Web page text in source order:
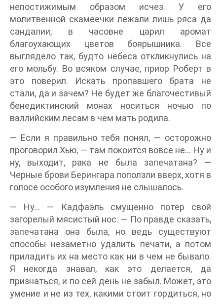
непостижимым образом исчез. У его
молитвенной скамеечки лежали лишь ряса да
сандалии, в часовне царил аромат
благоухающих цветов боярышника. Все
выглядело так, будто небеса откликнулись на
его мольбу. Во всяком случае, приор Роберт в
это поверил. Искать пропавшего брата не
стали, да и зачем? Не будет же благочестивый
бенедиктинский монах носиться ночью по
валлийским лесам в чем мать родила.
— Если я правильно тебя понял, — осторожно
проговорил Хью, — там покоится вовсе не… Ну и
ну, выходит, рака не была запечатана? —
Черные брови Берингара поползли вверх, хотя в
голосе особого изумления не слышалось.
— Ну… — Кадфаэль смущенно потер свой
загорелый мясистый нос. — По правде сказать,
запечатана она была, но ведь существуют
способы незаметно удалить печати, а потом
приладить их на место как ни в чем не бывало.
Я некогда знавал, как это делается, да
признаться, и по сей день не забыл. Может, это
умение и не из тех, какими стоит гордиться, но